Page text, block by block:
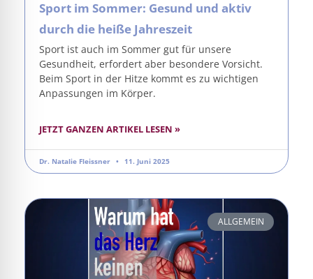
Sport im Sommer: Gesund und aktiv
durch die heiße Jahreszeit
Sport ist auch im Sommer gut für unsere
Gesundheit, erfordert aber besondere Vorsicht.
Beim Sport in der Hitze kommt es zu wichtigen
Anpassungen im Körper.
JETZT GANZEN ARTIKEL LESEN »
Dr. Natalie Fleissner 11. Juni 2025
ALLGEMEIN